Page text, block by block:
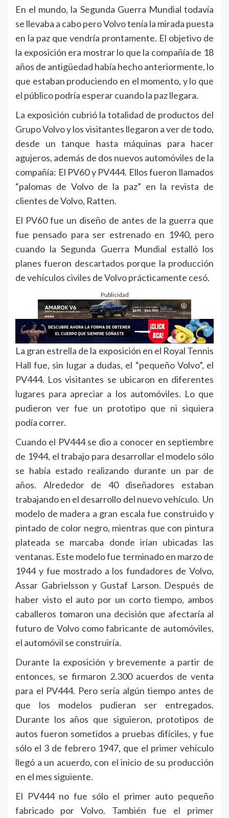
En el mundo, la Segunda Guerra Mundial todavía
se llevaba a cabo pero Volvo tenía la mirada puesta
en la paz que vendría prontamente. El objetivo de
la exposición era mostrar lo que la compañía de 18
años de antigüedad había hecho anteriormente, lo
que estaban produciendo en el momento, y lo que
el público podría esperar cuando la paz llegara.
La exposición cubrió la totalidad de productos del
Grupo Volvo y los visitantes llegaron a ver de todo,
desde un tanque hasta máquinas para hacer
agujeros, además de dos nuevos automóviles de la
compañía: El PV60 y PV444. Ellos fueron llamados
“palomas de Volvo de la paz” en la revista de
clientes de Volvo, Ratten.
El PV60 fue un diseño de antes de la guerra que
fue pensado para ser estrenado en 1940, pero
cuando la Segunda Guerra Mundial estalló los
planes fueron descartados porque la producción
de vehículos civiles de Volvo prácticamente cesó.
Publicidad
La gran estrella de la exposición en el Royal Tennis
Hall fue, sin lugar a dudas, el “pequeño Volvo”, el
PV444. Los visitantes se ubicaron en diferentes
lugares para apreciar a los automóviles. Lo que
pudieron ver fue un prototipo que ni siquiera
podía correr.
Cuando el PV444 se dio a conocer en septiembre
de 1944, el trabajo para desarrollar el modelo sólo
se había estado realizando durante un par de
años. Alrededor de 40 diseñadores estaban
trabajando en el desarrollo del nuevo vehículo. Un
modelo de madera a gran escala fue construido y
pintado de color negro, mientras que con pintura
plateada se marcaba donde irían ubicadas las
ventanas. Este modelo fue terminado en marzo de
1944 y fue mostrado a los fundadores de Volvo,
Assar Gabrielsson y Gustaf Larson. Después de
haber visto el auto por un corto tiempo, ambos
caballeros tomaron una decisión que afectaría al
futuro de Volvo como fabricante de automóviles,
el automóvil se construiría.
Durante la exposición y brevemente a partir de
entonces, se firmaron 2.300 acuerdos de venta
para el PV444. Pero sería algún tiempo antes de
que los modelos pudieran ser entregados.
Durante los años que siguieron, prototipos de
autos fueron sometidos a pruebas difíciles, y fue
sólo el 3 de febrero 1947, que el primer vehículo
llegó a un acuerdo, con el inicio de su producción
en el mes siguiente.
El PV444 no fue sólo el primer auto pequeño
fabricado por Volvo. También fue el primer